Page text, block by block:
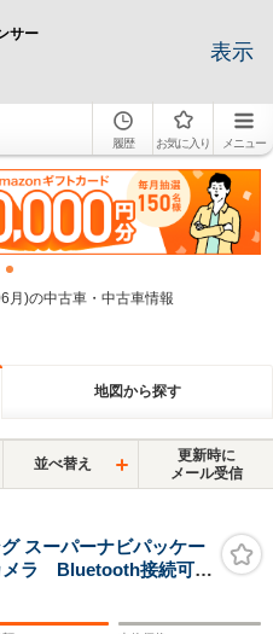
サー
表示
履歴 お気に入り メニュー
月)の中古車・中古車情報
地図から探す
並べ替え
更新時に
メール受信
スーパーナビパッケー
ラ Bluetooth接続可